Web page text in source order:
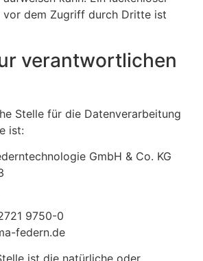
vor dem Zugriff durch Dritte ist
verantwortlichen
Stelle für die Datenverarbeitung
ist:
GmbH & Co. KG
9750-0
federn.de